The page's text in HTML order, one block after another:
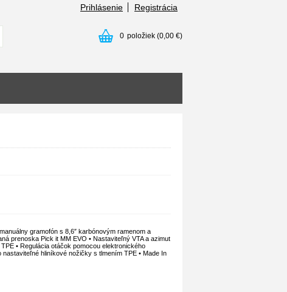
Prihlásenie Registrácia
0 položiek (0,00 €)
gramofón s 8,6″ karbónovým ramenom a
prenoska Pick it MM EVO • Nastaviteľný VTA a azimut
• Regulácia otáčok pomocou elektronického
hliníkové nožičky s tlmením TPE • Made In